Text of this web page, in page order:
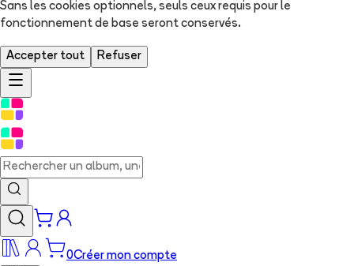
Sans les cookies optionnels, seuls ceux requis pour le
fonctionnement de base seront conservés.
Accepter tout Refuser
0Créer mon compte